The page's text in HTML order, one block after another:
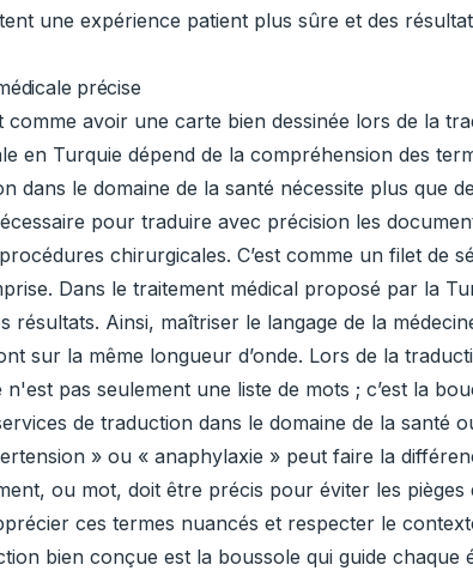
une expérience patient plus sûre et des
précise
avoir une carte bien dessinée lors de la
en Turquie dépend de la compréhension des
dans le domaine de la santé nécessite plus que
pour traduire avec précision les
chirurgicales. C’est comme un filet
Dans le traitement médical proposé par la
résultats. Ainsi, maîtriser le langage de la
sur la même longueur d’onde. Lors de la
pas seulement une liste de mots ; c’est la
de traduction dans le domaine de la santé
» ou « anaphylaxie » peut faire la
ou mot, doit être précis pour éviter les
ces termes nuancés et respecter le
bien conçue est la boussole qui guide